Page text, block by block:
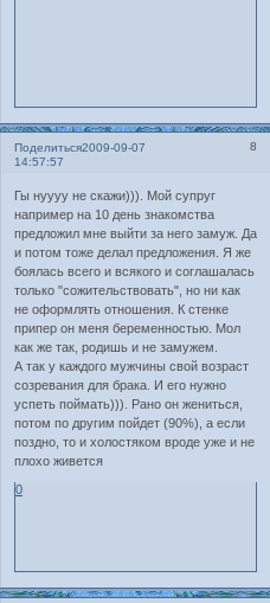
Поделиться 8
2009-09-07
14:57:57
Гы нуууу не скажи))). Мой супруг
например на 10 день знакомства
предложил мне выйти за него замуж. Да
и потом тоже делал предложения. Я же
боялась всего и всякого и соглашалась
только "сожительствовать", но ни как
не оформлять отношения. К стенке
припер он меня беременностью. Мол
как же так, родишь и не замужем.
А так у каждого мужчины свой возраст
созревания для брака. И его нужно
успеть поймать))). Рано он жениться,
потом по другим пойдет (90%), а если
поздно, то и холостяком вроде уже и не
плохо живется
0